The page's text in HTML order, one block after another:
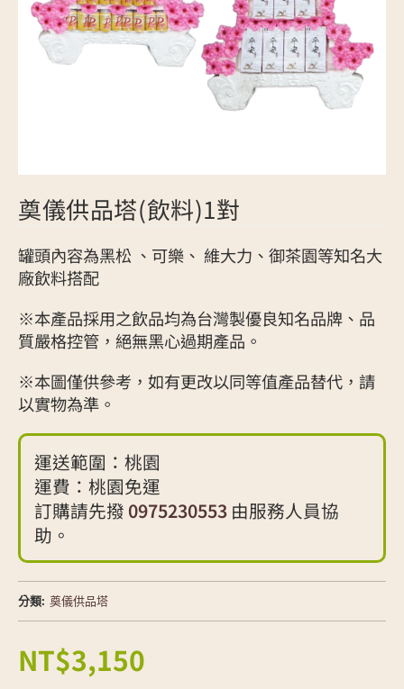
奠儀供品塔(飲料)1對
罐頭內容為黑松 、可樂、 維大力、御茶園等知名大
廠飲料搭配
※本產品採用之飲品均為台灣製優良知名品牌、品
質嚴格控管，絕無黑心過期產品。
※本圖僅供參考，如有更改以同等值產品替代，請
以實物為準。
運送範圍：桃園
運費：桃園免運
訂購請先撥 0975230553 由服務人員協
助。
分類: 奠儀供品塔
NT$3,150